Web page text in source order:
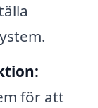
för att